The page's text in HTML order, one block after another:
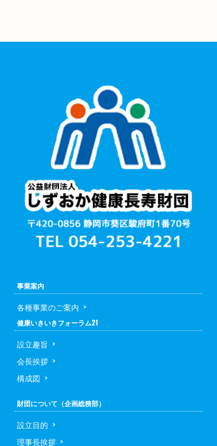
事業案内
各種事業のご案内
健康いきいきフォーラム21
設立趣旨
会長挨拶
構成図
財団について（企画総務部）
設立目的
理事長挨拶